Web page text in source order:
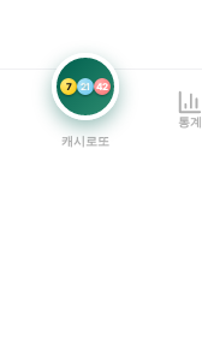
7 21 42
캐시로또
통계